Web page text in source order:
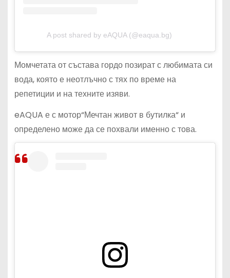
A post shared by eAQUA (@eaqua.bg)
Момчетата от състава гордо позират с любимата си
вода, която е неотлъчно с тях по време на
репетиции и на техните изяви.
eAQUA е с мотор“Мечтан живот в бутилка“ и
определено може да се похвали именно с това.